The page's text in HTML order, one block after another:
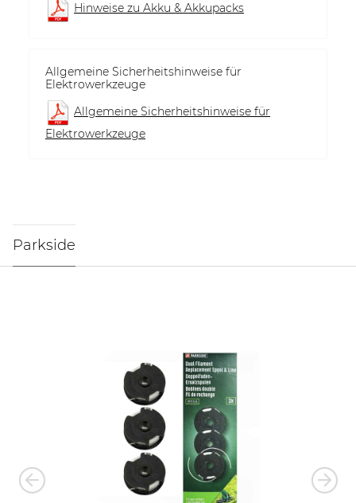
Hinweise zu Akku & Akkupacks
Allgemeine Sicherheitshinweise für
Elektrowerkzeuge
Allgemeine Sicherheitshinweise für
Elektrowerkzeuge
Parkside